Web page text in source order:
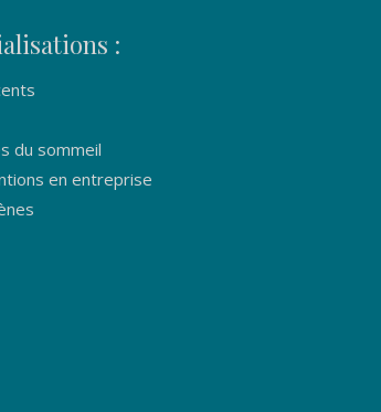
:
du sommeil
en entreprise